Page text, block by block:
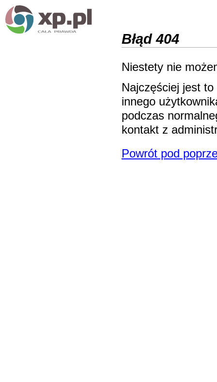
Błąd 404
Niestety nie
Najczęściej jest
innego
podczas
kontakt z
Powrót pod